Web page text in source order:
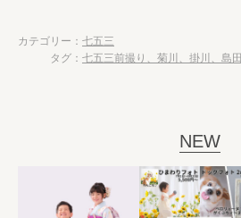
カテゴリー： 七五三
タグ： 七五三前撮り、菊川、掛川、島田
NEW